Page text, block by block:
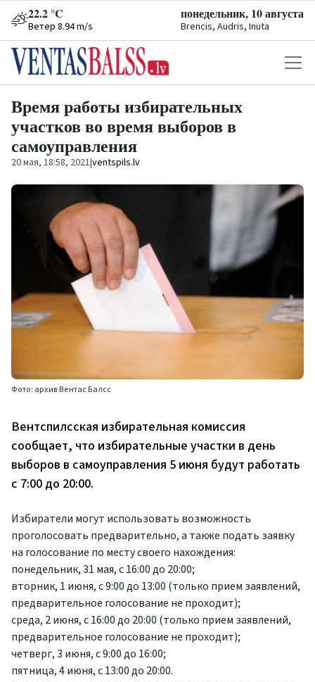
22.2 °C
Ветер 8.94 m/s
понедельник, 10 августа
Brencis, Audris, Inuta
Время работы избирательных
участков во время выборов в
самоуправления
20 мая, 18:58, 2021|ventspils.lv
Фото: архив Вентас Балсс
Вентспилсская избирательная комиссия
сообщает, что избирательные участки в день
выборов в самоуправления 5 июня будут работать
с 7:00 до 20:00.
Избиратели могут использовать возможность
проголосовать предварительно, а также подать заявку
на голосование по месту своего нахождения:
понедельник, 31 мая, с 16:00 до 20:00;
вторник, 1 июня, с 9:00 до 13:00 (только прием заявлений,
предварительное голосование не проходит);
среда, 2 июня, с 16:00 до 20:00 (только прием заявлений,
предварительное голосование не проходит);
четверг, 3 июня, с 9:00 до 16:00;
пятница, 4 июня, с 13:00 до 20:00.